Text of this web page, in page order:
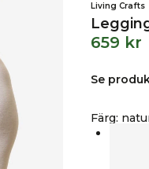
Living Crafts
659 kr
Se
Färg: